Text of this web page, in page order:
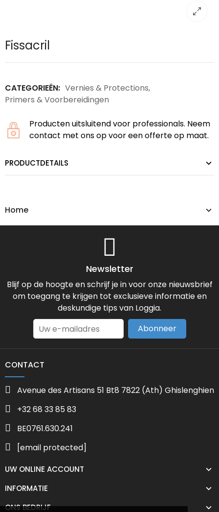
Fissacril
CATEGORIEËN: Vernies & Protections,
Primers & Voorbereidingen
Producten uitsluitend voor professionals. Neem
contact met ons op voor een offerte op maat.
PRODUCTDETAILS
Home
Newsletter
Blijf op de hoogte en schrijf je in voor onze nieuwsbrief
om toegang te krijgen tot exclusieve informatie en
deskundige tips van Loggia.
Abonneer
CONTACT
Avenue des Artisans 51 Bt8 7822 (Ath) Ghislenghien
+32 68 33 85 83
BE0761.630.241
[email protected]
UW ONLINE ACCOUNT
INFORMATIE
ONS BEDRIJF